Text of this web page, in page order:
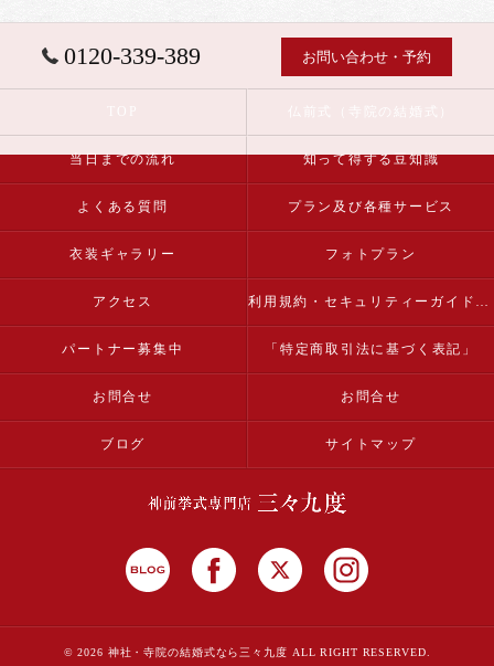
0120-339-389 お問い合わせ・予約
当日までの流れ 知って得する豆知識
よくある質問 プラン及び各種サービス
衣装ギャラリー フォトプラン
アクセス 利用規約・セキュリティーガイドライン
パートナー募集中 「特定商取引法に基づく表記」
お問合せ お問合せ
ブログ サイトマップ
© 2026 神社・寺院の結婚式なら三々九度 ALL RIGHT RESERVED.